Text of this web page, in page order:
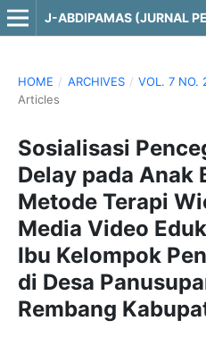
HOME / ARCHIVES / VOL. 7 NO.
Articles
Sosialisasi
Delay pada Anak
Metode Terapi
Media Video
Ibu Kelompok
di Desa
Rembang